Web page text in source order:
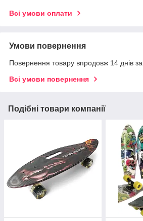
Всі умови оплати
Умови повернення
Повернення товару впродовж 14 днів
Всі умови повернення
Подібні товари компанії